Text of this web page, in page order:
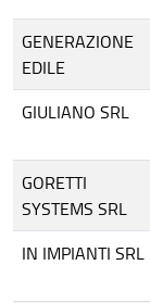
GENERAZIONE
EDILE
GIULIANO SRL
GORETTI
SYSTEMS SRL
IN IMPIANTI SRL